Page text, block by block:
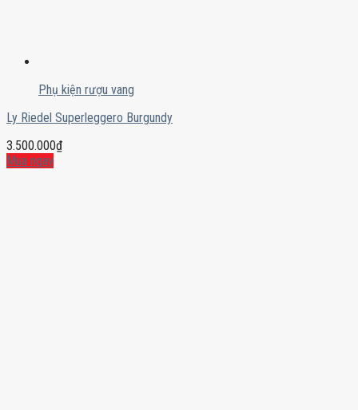
Phụ kiện rượu vang
Ly Riedel Superleggero Burgundy
3.500.000₫
Mua ngay